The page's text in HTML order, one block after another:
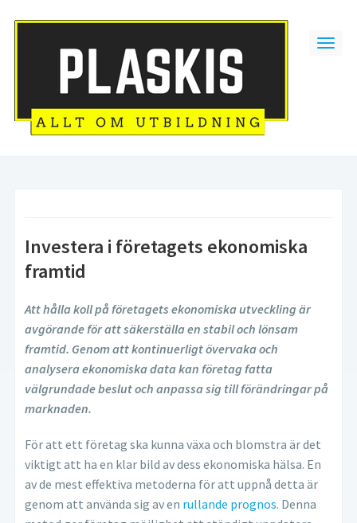
Investera i företagets ekonomiska
framtid
Att hålla koll på företagets ekonomiska utveckling är
avgörande för att säkerställa en stabil och lönsam
framtid. Genom att kontinuerligt övervaka och
analysera ekonomiska data kan företag fatta
välgrundade beslut och anpassa sig till förändringar på
marknaden.
För att ett företag ska kunna växa och blomstra är det
viktigt att ha en klar bild av dess ekonomiska hälsa. En
av de mest effektiva metoderna för att uppnå detta är
genom att använda sig av en rullande prognos. Denna